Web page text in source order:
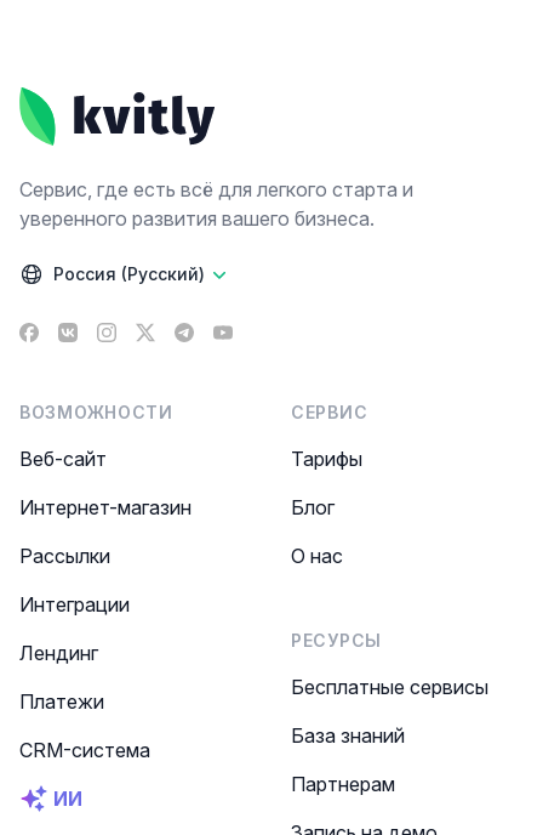
Сервис, где есть всё для легкого старта и
уверенного развития вашего бизнеса.
Россия (Русский)
Facebook
VK Instagram
X TelegramYouTube
ВОЗМОЖНОСТИ
Веб-сайт
Интернет-магазин
Рассылки
Интеграции
Лендинг
Платежи
CRM-система
ИИ
СЕРВИС
Тарифы
Блог
О нас
РЕСУРСЫ
Бесплатные сервисы
База знаний
Партнерам